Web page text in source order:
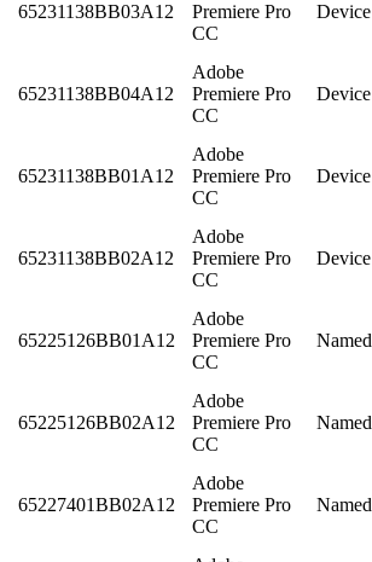
65231138BB03A12
Premiere Pro
CC
Device
65231138BB04A12
Adobe
Premiere Pro
CC
Device
65231138BB01A12
Adobe
Premiere Pro
CC
Device
65231138BB02A12
Adobe
Premiere Pro
CC
Device
65225126BB01A12
Adobe
Premiere Pro
CC
Named
65225126BB02A12
Adobe
Premiere Pro
CC
Named
65227401BB02A12
Adobe
Premiere Pro
CC
Named